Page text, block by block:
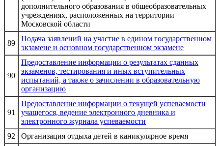
дополнительного образования в общеобразовательных
учреждениях, расположенных на территории
Московской области
89
Подача заявлений на участие в едином государственном
экзамене и основном государственном экзамене
90
Предоставление информации о результатах сданных
экзаменов, тестирования и иных вступительных
испытаний, а также о зачислении в образовательную
организацию
91
Предоставление информации о текущей успеваемости
учащегося, ведение электронного дневника и
электронного журнала успеваемости
92
Организация отдыха детей в каникулярное время